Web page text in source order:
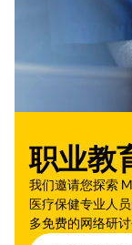
职业教
我们邀请您探索
医疗保健专业人
多免费的网络研讨